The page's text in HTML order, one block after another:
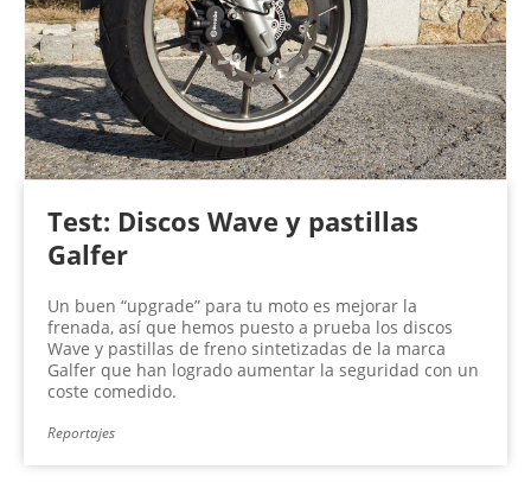
Test: Discos Wave y pastillas
Galfer
Un buen “upgrade” para tu moto es mejorar la
frenada, así que hemos puesto a prueba los discos
Wave y pastillas de freno sintetizadas de la marca
Galfer que han logrado aumentar la seguridad con un
coste comedido.
Reportajes